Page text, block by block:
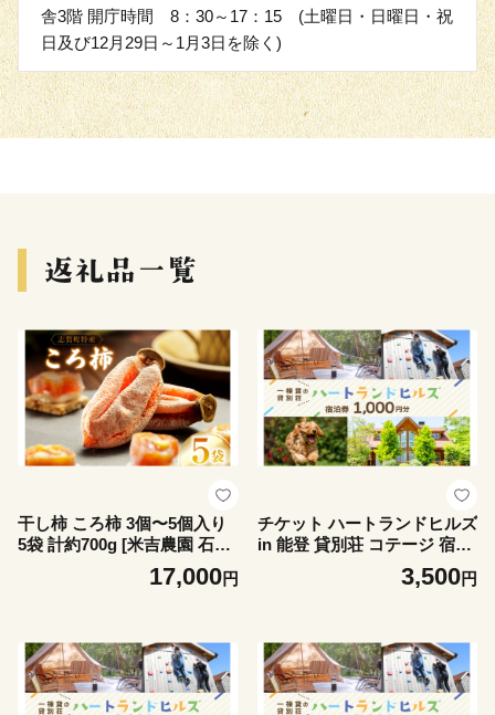
舎3階 開庁時間 8：30～17：15 (土曜日・日曜日・祝
日及び12月29日～1月3日を除く)
干し柿 ころ柿 3個〜5個入り
5袋 計約700g [米吉農園 石川
県 志賀町 sk17jkf60004] 干し
柿 ほしがき 干柿 枯露柿 柿
小分け
17,000円
チケット ハートランドヒルズ
in 能登 貸別荘 コテージ 宿泊
券 1000円分 [中川商事 石川県
志賀町 sk17kxq10003] 宿泊
3,500円